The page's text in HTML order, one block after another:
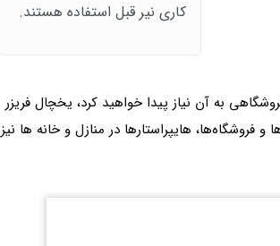
کاری نیر قبل استفاده هستند.
به آن نیاز پیدا خواهید کرد، یخچال فریزر
هایپراستارها در منازل و خانه ها نیز